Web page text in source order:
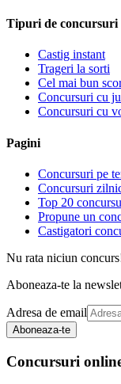
Tipuri de concursuri
Castig instant
Trageri la sorti
Cel mai bun
Concursuri cu
Concursuri cu
Pagini
Concursuri pe
Concursuri
Top 20
Propune un
Castigatori
Nu rata niciun
Aboneaza-te la
Adresa de email
Aboneaza-te
Concursuri